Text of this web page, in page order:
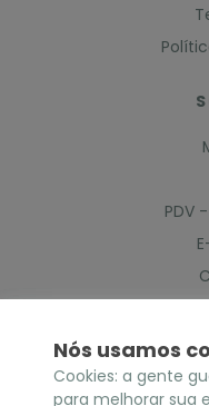
PDV
Nós usamos
Cookies: a gente
para melhorar sua